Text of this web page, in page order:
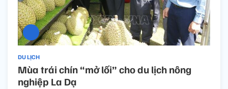
DU LỊCH
Mùa trái chín “mở lối” cho du lịch nông
nghiệp La Dạ